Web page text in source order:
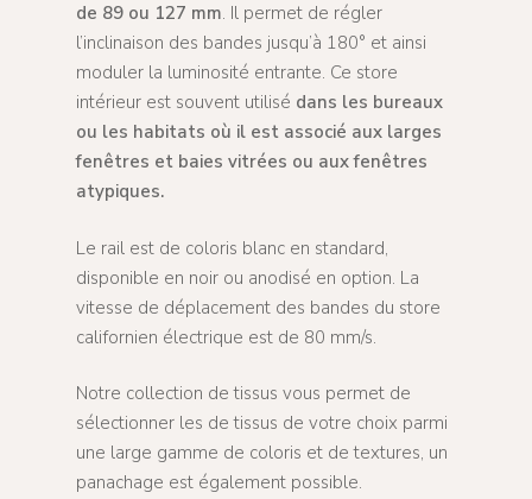
de 89 ou 127 mm. Il permet de régler
l’inclinaison des bandes jusqu’à 180° et ainsi
moduler la luminosité entrante. Ce store
intérieur est souvent utilisé dans les bureaux
ou les habitats où il est associé aux larges
fenêtres et baies vitrées ou aux fenêtres
atypiques.
Le rail est de coloris blanc en standard,
disponible en noir ou anodisé en option. La
vitesse de déplacement des bandes du store
californien électrique est de 80 mm/s.
Notre collection de tissus vous permet de
sélectionner les de tissus de votre choix parmi
une large gamme de coloris et de textures, un
panachage est également possible.